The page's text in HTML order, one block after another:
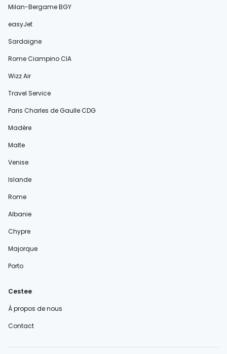
Milan-Bergame BGY
easyJet
Sardaigne
Rome Ciampino CIA
Wizz Air
Travel Service
Paris Charles de Gaulle CDG
Madère
Malte
Venise
Islande
Rome
Albanie
Chypre
Majorque
Porto
Cestee
À propos de nous
Contact